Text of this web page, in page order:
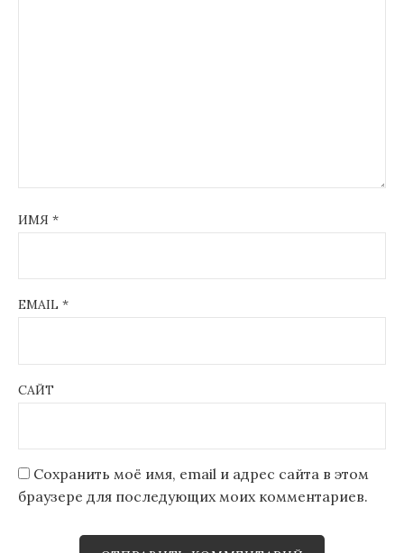
ИМЯ *
EMAIL *
САЙТ
Сохранить моё имя, email и адрес сайта в этом
браузере для последующих моих комментариев.